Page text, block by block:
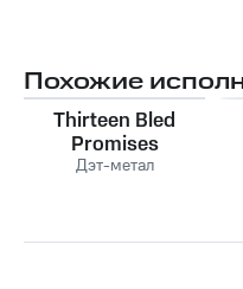
Похожие
Thirteen Bled
Promises
Дэт-метал